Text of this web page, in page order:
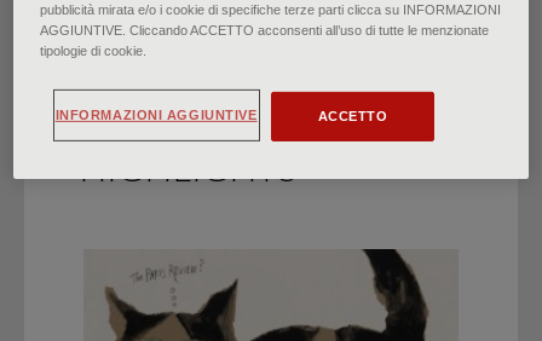
HIGHLIGHTS
pubblicità mirata e/o i cookie di specifiche terze parti clicca su INFORMAZIONI
AGGIUNTIVE. Cliccando ACCETTO acconsenti all’uso di tutte le menzionate
tipologie di cookie.
ACCETTO
INFORMAZIONI AGGIUNTIVE